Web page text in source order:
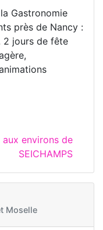
Gastronomie
près de Nancy :
2 jours de fête
environs de
SEICHAMPS
Moselle